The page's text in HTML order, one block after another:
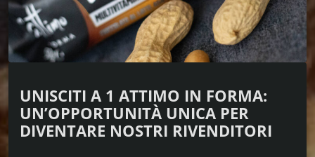
UNISCITI A 1 ATTIMO IN FORMA:
UN’OPPORTUNITÀ UNICA PER
DIVENTARE NOSTRI RIVENDITORI